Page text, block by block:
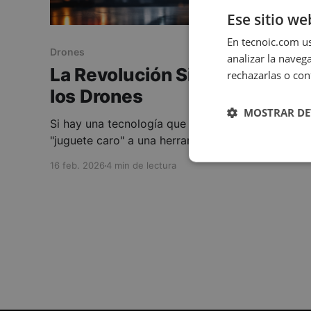
Drones
La Revolución Silenciosa de
los Drones
Si hay una tecnología que ha pasado de ser un
"juguete caro" a una herramienta industrial
indispensable en tiempo récord, son los drones
16 feb. 2026 4 min de lectura
Ese sitio
En tecnoic.com
analizar la
rechazarlas o
MOSTRAR